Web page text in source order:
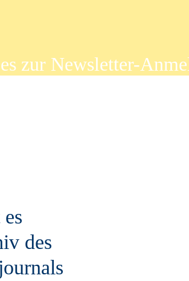
zur Newsletter-
des